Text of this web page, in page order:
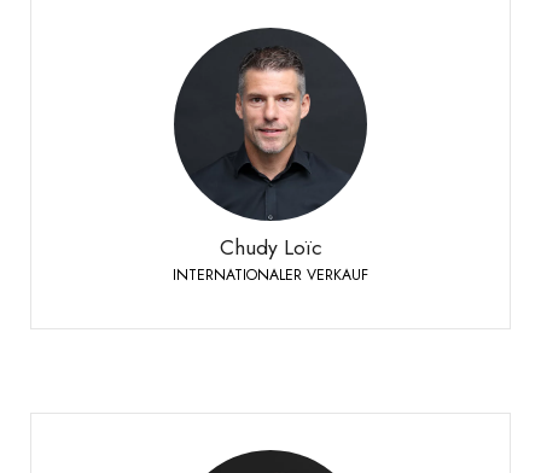
Chudy Loïc
INTERNATIONALER VERKAUF
Chudy Loïc
INTERNATIONALER VERKAUF
Telefon:
+41 79 524 72 19